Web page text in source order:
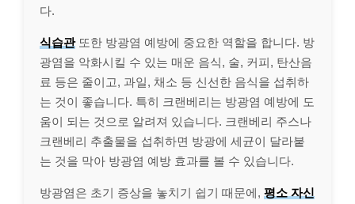
다.
식습관또한 방광염 예방에 중요한 역할을 합니다. 방
광염을 악화시킬 수 있는 매운 음식, 술, 커피, 탄산음
료 등은 줄이고, 과일, 채소 등 신선한 음식을 섭취하
는 것이 좋습니다. 특히 크랜베리는 방광염 예방에 도
움이 되는 것으로 알려져 있습니다. 크랜베리 주스나
크랜베리 추출물을 섭취하면 방광에 세균이 달라붙
는 것을 막아 방광염 예방 효과를 볼 수 있습니다.
방광염은 초기 증상을 놓치기 쉽기 때문에, 평소 자신